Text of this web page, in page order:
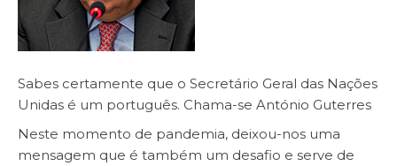
Sabes certamente que o Secretário Geral das Nações
Unidas é um português. Chama-se António Guterres
Neste momento de pandemia, deixou-nos uma
mensagem que é também um desafio e serve de